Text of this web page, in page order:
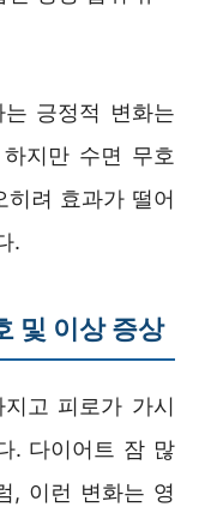
긍정적 변화는
지만 수면 무호
려 효과가 떨어
.
및 이상 증상
고 피로가 가시
. 다이어트 잠 많
, 이런 변화는 영